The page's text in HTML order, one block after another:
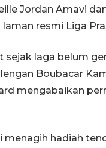
Jordan Amavi
resmi Liga
sejak laga belum
Boubacar
mengabaikan
menagih hadiah